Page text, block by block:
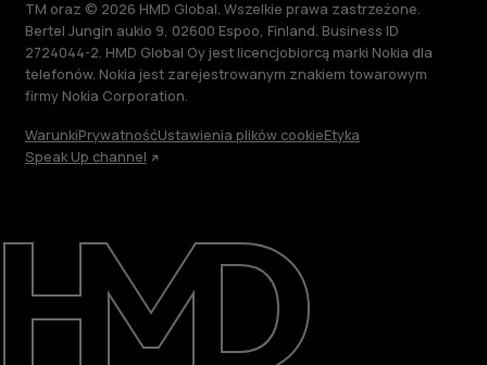
Naprawa i recykling
Zrównoważony rozwój
Wsparcie
TM oraz © 2026 HMD Global. Wszelkie prawa zastrzeżone.
Bertel Jungin aukio 9, 02600 Espoo, Finland. Business ID
2724044-2. HMD Global Oy jest licencjobiorcą marki Nokia dla
telefonów. Nokia jest zarejestrowanym znakiem towarowym
firmy Nokia Corporation.
WarunkiPrywatnośćUstawienia plików cookieEtyka
Speak Up channel